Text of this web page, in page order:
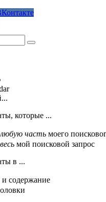
которые ...
любую часть моего
весь мой поисковой запрос
в ...
и содержание